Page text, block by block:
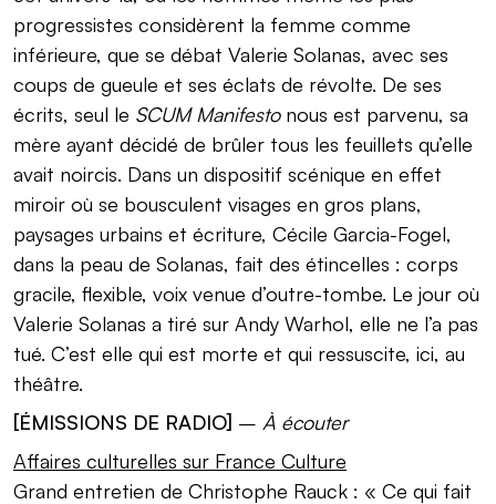
progressistes considèrent la femme comme
inférieure, que se débat Valerie Solanas, avec ses
coups de gueule et ses éclats de révolte. De ses
écrits, seul le SCUM Manifestonous est parvenu, sa
mère ayant décidé de brûler tous les feuillets qu’elle
avait noircis. Dans un dispositif scénique en effet
miroir où se bousculent visages en gros plans,
paysages urbains et écriture, Cécile Garcia-Fogel,
dans la peau de Solanas, fait des étincelles : corps
gracile, flexible, voix venue d’outre-tombe. Le jour où
Valerie Solanas a tiré sur Andy Warhol, elle ne l’a pas
tué. C’est elle qui est morte et qui ressuscite, ici, au
théâtre.
[ÉMISSIONS DE RADIO] – À écouter
Affaires culturelles sur France Culture
Grand entretien de Christophe Rauck : « Ce qui fait